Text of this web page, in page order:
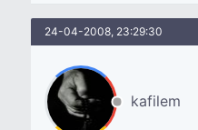
24-04-2008, 23:29:30
kafilem